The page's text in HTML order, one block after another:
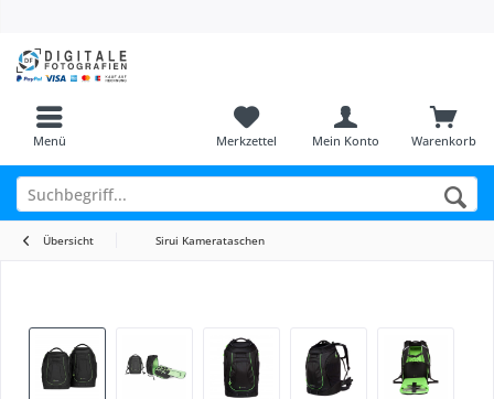
Menü Warenkorb
Merkzettel Mein Konto
Übersicht Sirui Kamerataschen